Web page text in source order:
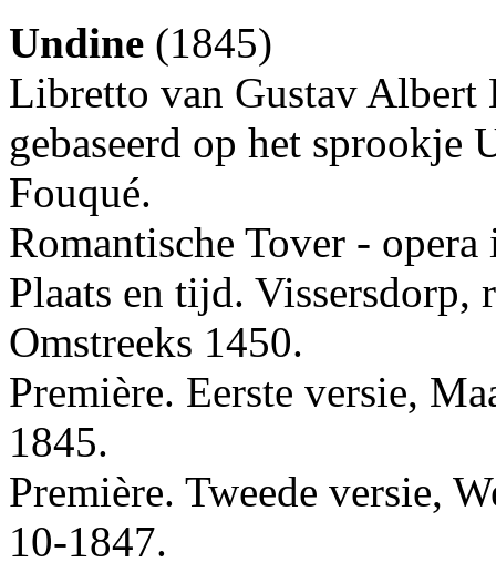
Undine (1845)
Libretto van Gustav
gebaseerd op het
Fouqué.
Romantische Tover - opera
Plaats en tijd. Vissersdorp,
Omstreeks 1450.
Première. Eerste versie,
1845.
Première. Tweede versie,
10-1847.